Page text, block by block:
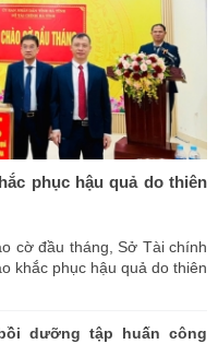
phục hậu quả do thiên
cờ đầu tháng, Sở Tài chính
khắc phục hậu quả do thiên
dưỡng tập huấn công